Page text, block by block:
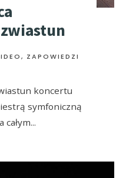
, ZAPOWIEDZI
koncertu
symfoniczną
całym...